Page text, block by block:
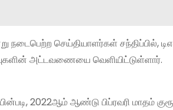
செய்தியாளர்கள் சந்திப்பில்,
அட்டவணையை வெளியிட்டுள்ளார்.
2022ஆம் ஆண்டு பிப்ரவரி மாதம் குரூப்